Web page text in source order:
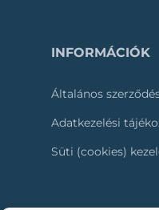
INFORMÁCIÓK
Általános
Adatkezelési
Süti (cookies)